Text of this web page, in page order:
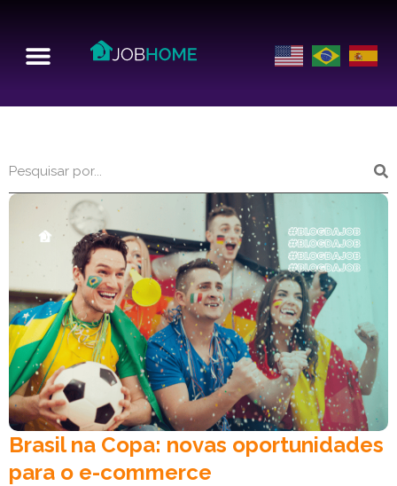
Brasil na Copa: novas oportunidades
para o e-commerce